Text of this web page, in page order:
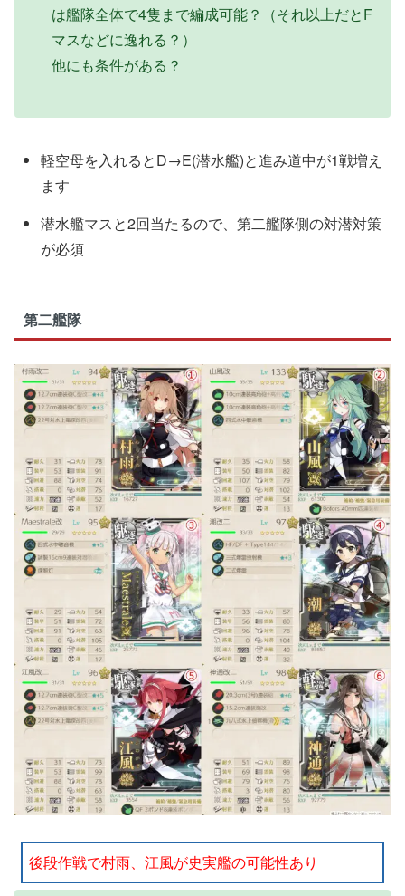
は艦隊全体で4隻まで編成可能？（それ以上だとF
マスなどに逸れる？）
他にも条件がある？
軽空母を入れるとD→E(潜水艦)と進み道中が1戦増え
ます
潜水艦マスと2回当たるので、第二艦隊側の対潜対策
が必須
第二艦隊
後段作戦で村雨、江風が史実艦の可能性あり